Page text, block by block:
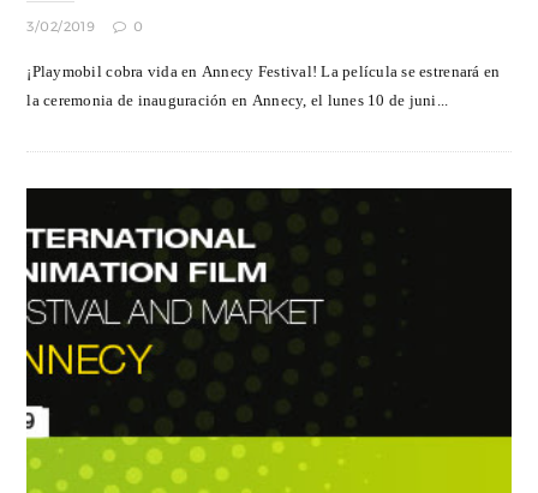
3/02/2019 0
¡Playmobil cobra vida en Annecy Festival! La película se estrenará en
la ceremonia de inauguración en Annecy, el lunes 10 de juni...